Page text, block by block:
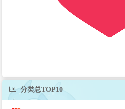
分类总TOP10